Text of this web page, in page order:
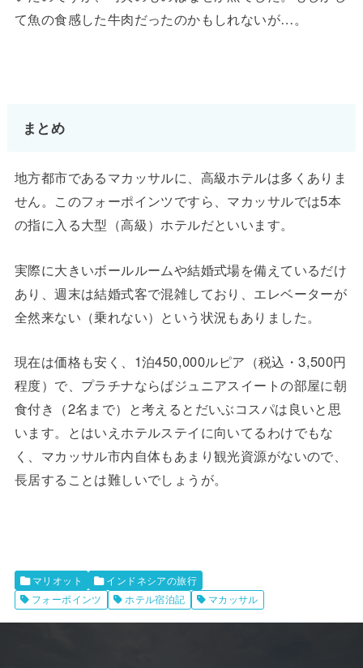
て魚の食感した牛肉だったのかもしれないが…。
まとめ
地方都市であるマカッサルに、高級ホテルは多くありま
せん。このフォーポインツですら、マカッサルでは5本
の指に入る大型（高級）ホテルだといいます。
実際に大きいボールルームや結婚式場を備えているだけ
あり、週末は結婚式客で混雑しており、エレベーターが
全然来ない（乗れない）という状況もありました。
現在は価格も安く、1泊450,000ルピア（税込・3,500円
程度）で、プラチナならばジュニアスイートの部屋に朝
食付き（2名まで）と考えるとだいぶコスパは良いと思
います。とはいえホテルステイに向いてるわけでもな
く、マカッサル市内自体もあまり観光資源がないので、
長居することは難しいでしょうが。
マリオット
インドネシアの旅行
フォーポインツ
ホテル宿泊記 マカッサル